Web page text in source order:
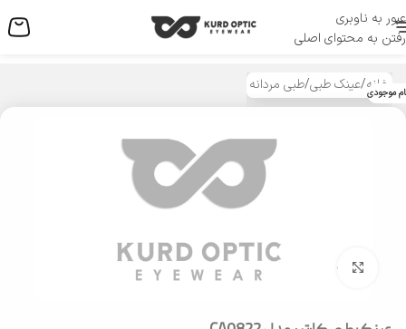
عبور به ناوبری
رفتن به محتوای اصلی
منو
خانه/عینک طبی/طبی مردانه موجودی
بزرگنمایی تصویر